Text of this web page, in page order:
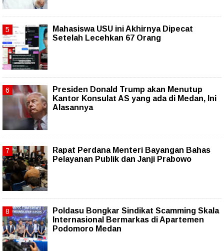
Mahasiswa USU ini Akhirnya Dipecat
Setelah Lecehkan 67 Orang
Presiden Donald Trump akan Menutup
Kantor Konsulat AS yang ada di Medan, Ini
Alasannya
Rapat Perdana Menteri Bayangan Bahas
Pelayanan Publik dan Janji Prabowo
Poldasu Bongkar Sindikat Scamming Skala
Internasional Bermarkas di Apartemen
Podomoro Medan